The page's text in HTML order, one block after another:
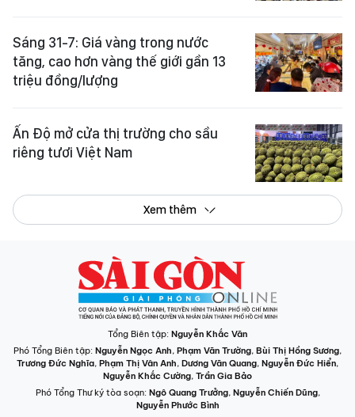
Sáng 31-7: Giá vàng trong nước
tăng, cao hơn vàng thế giới gần 13
triệu đồng/lượng
Ấn Độ mở cửa thị trường cho sầu
riêng tươi Việt Nam
Xem thêm
Tổng Biên tập: Nguyễn Khắc Văn
Phó Tổng Biên tập: Nguyễn Ngọc Anh, Phạm Văn Trường, Bùi Thị Hồng Sương,
Trương Đức Nghĩa, Phạm Thị Vân Anh, Dương Văn Quang, Nguyễn Đức Hiển,
Nguyễn Khắc Cường, Trần Gia Bảo
Phó Tổng Thư ký tòa soạn: Ngô Quang Trưởng, Nguyễn Chiến Dũng,
Nguyễn Phước Bình